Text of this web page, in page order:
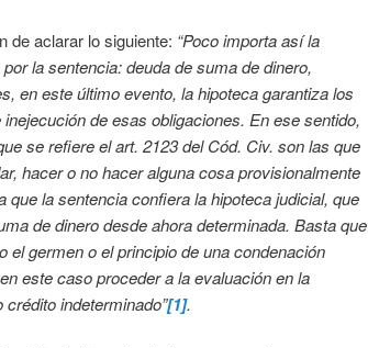
de aclarar lo siguiente: “Poco importa así la
la sentencia: deuda de suma de dinero,
en este último evento, la hipoteca garantiza los
de esas obligaciones. En ese sentido,
se refiere el art. 2123 del Cód. Civ. son las que
hacer o no hacer alguna cosa provisionalmente
la sentencia confiera la hipoteca judicial, que
de dinero desde ahora determinada. Basta que
el germen o el principio de una condenación
este caso proceder a la evaluación en la
indeterminado”[1].